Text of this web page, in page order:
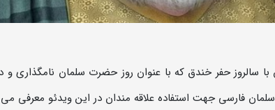
سالروز حفر خندق که با عنوان روز حضرت سلمان نامگذاری
فارسی جهت استفاده علاقه مندان در این ویدئو معرفی